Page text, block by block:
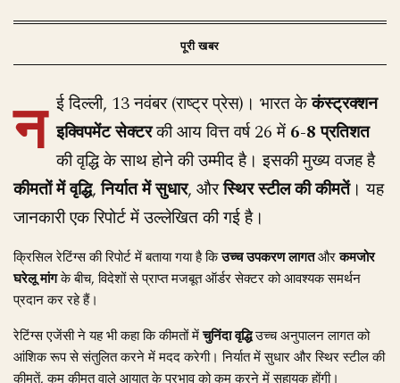
न ई दिल्ली, 13 नवंबर (राष्ट्र प्रेस)। भारत केकंस्ट्रक्शन
इक्विपमेंट सेक्टरकी आय वित्त वर्ष 26 में 6-8 प्रतिशत
की वृद्धि के साथ होने की उम्मीद है। इसकी मुख्य वजह है
कीमतों में वृद्धि,निर्यात में सुधार, औरस्थिर स्टील की कीमतें। यह
जानकारी एक रिपोर्ट में उल्लेखित की गई है।
क्रिसिल रेटिंग्स की रिपोर्ट में बताया गया है किउच्च उपकरण लागतऔरकमजोर
घरेलू मांगके बीच, विदेशों से प्राप्त मजबूत ऑर्डर सेक्टर को आवश्यक समर्थन
प्रदान कर रहे हैं।
रेटिंग्स एजेंसी ने यह भी कहा कि कीमतों मेंचुनिंदा वृद्धिउच्च अनुपालन लागत को
आंशिक रूप से संतुलित करने में मदद करेगी। निर्यात में सुधार और स्थिर स्टील की